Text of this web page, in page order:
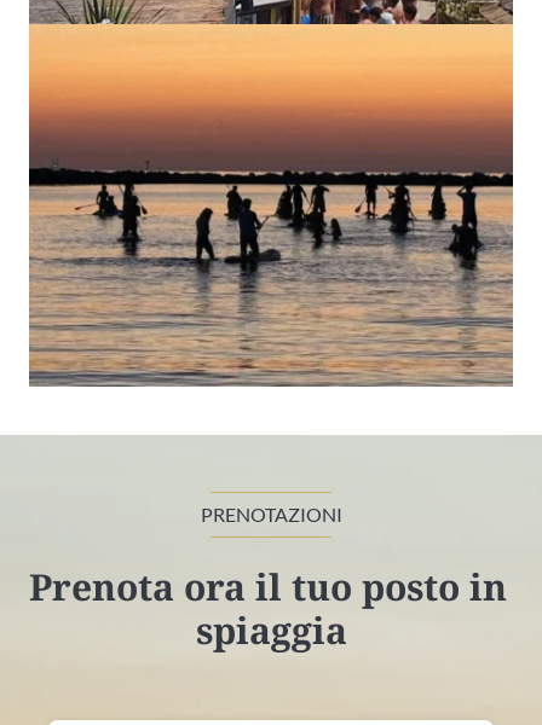
PRENOTAZIONI
Prenota ora il tuo posto in
spiaggia